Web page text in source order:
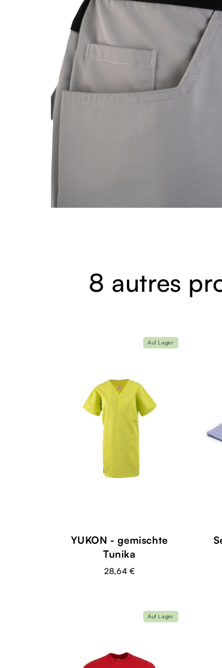
8 autres
YUKON - gemischte
Tunika
28,64 €
Auf Lager
Auf Lager